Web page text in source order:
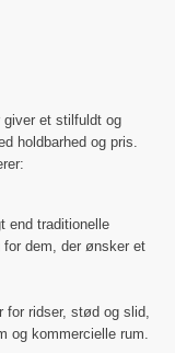
et stilfuldt og
holdbarhed og pris.
end traditionelle
dem, der ønsker et
for ridser, stød og slid,
og kommercielle rum.